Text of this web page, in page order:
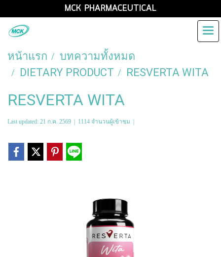
MCK PHARMACEUTICAL
หน้าแรก
บทความทั้งหมด
DIETARY PRODUCT
RESVERTA WITA
RESVERTA WITA
Last updated: 21 ก.ค. 2569 1114 จำนวนผู้เข้าชม